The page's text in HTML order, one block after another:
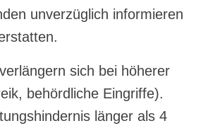
unverzüglich informieren
sich bei höherer
behördliche Eingriffe).
länger als 4